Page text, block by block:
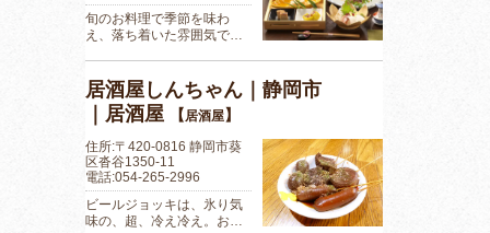
旬のお料理で季節を味わ
え、落ち着いた雰囲気で…
居酒屋しんちゃん｜静岡市
｜居酒屋
【居酒屋】
住所:〒420-0816 静岡市葵
区沓谷1350-11
電話:054-265-2996
ビールジョッキは、氷り気
味の、超、冷え冷え。お…